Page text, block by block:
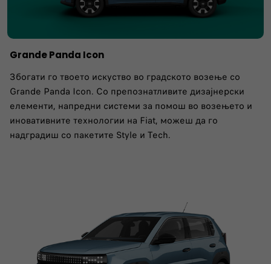
Grande Panda Icon
Збогати го твоето искуство во градското возење со
Grande Panda Icon. Со препознатливите дизајнерски
елементи, напредни системи за помош во возењето и
иновативните технологии на Fiat, можеш да го
надградиш со пакетите Style и Tech.